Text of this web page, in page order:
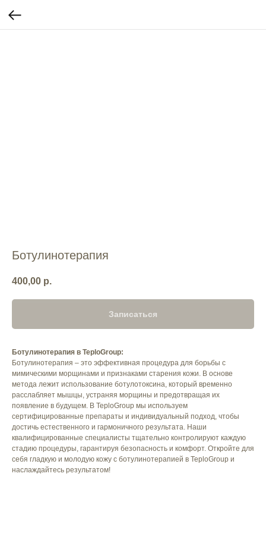
Ботулинотерапия
400,00 р.
Записаться
Ботулинотерапия в TeploGroup:
Ботулинотерапия – это эффективная процедура для борьбы с
мимическими морщинами и признаками старения кожи. В основе
метода лежит использование ботулотоксина, который временно
расслабляет мышцы, устраняя морщины и предотвращая их
появление в будущем. В TeploGroup мы используем
сертифицированные препараты и индивидуальный подход, чтобы
достичь естественного и гармоничного результата. Наши
квалифицированные специалисты тщательно контролируют каждую
стадию процедуры, гарантируя безопасность и комфорт. Откройте для
себя гладкую и молодую кожу с ботулинотерапией в TeploGroup и
наслаждайтесь результатом!